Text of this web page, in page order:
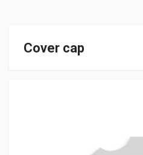
Cover cap